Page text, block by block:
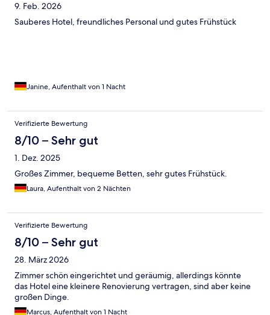
9. Feb. 2026
Sauberes Hotel, freundliches Personal und gutes Frühstück
Janine, Aufenthalt von 1 Nacht
Verifizierte Bewertung
8/10 – Sehr gut
1. Dez. 2025
Großes Zimmer, bequeme Betten, sehr gutes Frühstück.
Laura, Aufenthalt von 2 Nächten
Verifizierte Bewertung
8/10 – Sehr gut
28. März 2026
Zimmer schön eingerichtet und geräumig, allerdings könnte
das Hotel eine kleinere Renovierung vertragen, sind aber keine
großen Dinge.
Marcus, Aufenthalt von 1 Nacht